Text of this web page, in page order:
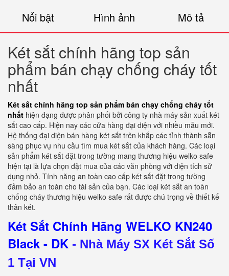
Nổi bật Hình ảnh Mô tả
Két sắt chính hãng top sản
phẩm bán chạy chống cháy tốt
nhất
Két sắt chính hãng top sản phẩm bán chạy chống cháy tốt
nhất hiện đạng được phân phối bởi công ty nhà máy sản xuất két
sắt cao cấp. Hiện nay các cửa hàng đại diện với nhiều mẫu mới.
Hệ thống đại diện bán hàng két sắt trên khắp các tỉnh thành sẵn
sàng phục vụ nhu cầu tìm mua két sắt của khách hàng. Các loại
sản phẩm két sắt đặt trong tường mang thương hiệu welko safe
hiện tại là lựa chọn đặt mua của các văn phòng với diện tích sử
dụng nhỏ. Tính năng an toàn cao cấp két sắt đặt trong tường
đảm bảo an toàn cho tài sản của bạn. Các loại két sắt an toàn
chống cháy thương hiệu welko safe rất được chú trọng về thiết kế
thân két.
Két Sắt Chính Hãng WELKO KN240
Black - DK - Nhà Máy SX Két Sắt Số
1 Tại VN